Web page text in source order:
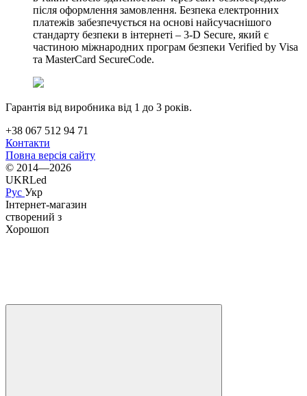
після оформлення замовлення. Безпека електронних
платежів забезпечується на основі найсучаснішого
стандарту безпеки в інтернеті – 3-D Secure, який є
частиною міжнародних програм безпеки Verified by Visa
та MasterCard SecureCode.
Гарантія від виробника від 1 до 3 років.
+38 067 512 94 71
Контакти
Повна версія сайту
© 2014—2026
UKRLed
Рус Укр
Інтернет-магазин
створений з
Хорошоп